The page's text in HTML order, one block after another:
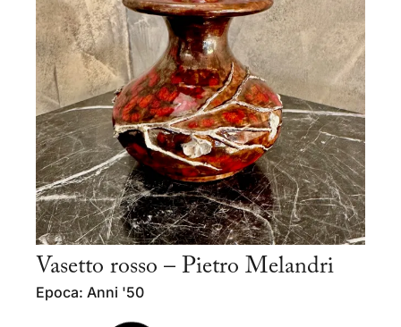
Vasetto rosso – Pietro Melandri
Epoca: Anni '50